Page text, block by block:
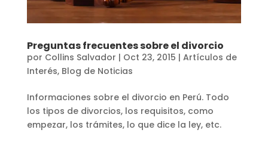
Preguntas frecuentes sobre el divorcio
por Collins Salvador | Oct 23, 2015 | Artículos de
Interés, Blog de Noticias
Informaciones sobre el divorcio en Perú. Todo
los tipos de divorcios, los requisitos, como
empezar, los trámites, lo que dice la ley, etc.